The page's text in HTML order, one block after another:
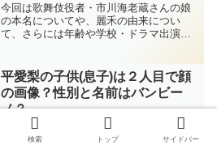
今回は歌舞伎役者・市川海老蔵さんの娘
の本名についてや、麗禾の由来につい
て、さらには年齢や学校・ドラマ出演に
平愛梨の子供(息子)は２人目で顔
の画像？性別と名前はバンビー
ノ？
女優やバラエティ番組など幅広い活躍で
人気の平愛梨さんについて調べていきま
検索 トップ サイドバー